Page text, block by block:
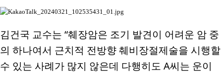
김건국 교수는 “췌장암은 조기 발견이 어려운 암 중
의 하나여서 근치적 전방향 췌비장절제술을 시행할
수 있는 사례가 많지 않은데 다행히도 A씨는 운이